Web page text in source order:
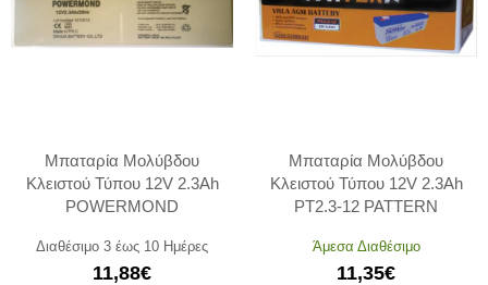
Μπαταρία Μολύβδου
Κλειστού Τύπου 12V 2.3Ah
POWERMOND
Διαθέσιμο 3 έως 10 Ημέρες
11,88€
Μπαταρία Μολύβδου
Κλειστού Τύπου 12V 2.3Ah
PT2.3-12 PATTERN
Άμεσα Διαθέσιμο
11,35€